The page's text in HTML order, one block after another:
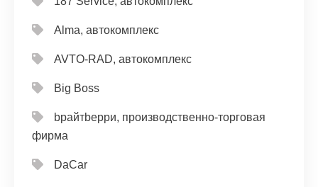
Alma, автокомплекс
AVTO-RAD, автокомплекс
Big Boss
bрайтbерри, производственно-торговая
фирма
DaCar